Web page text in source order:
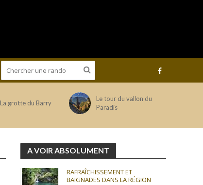
La grotte du Barry
Le tour du vallon du
Paradis
A VOIR ABSOLUMENT
RAFRAÎCHISSEMENT ET
BAIGNADES DANS LA RÉGION